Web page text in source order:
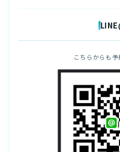
こちらからも